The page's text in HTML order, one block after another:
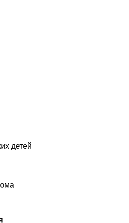
! ( в случаи отмены
возвращаются !)
детей